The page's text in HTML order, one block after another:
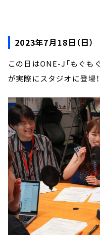
2023年7月18日（日）
この日はONE-J「もぐも
が実際にスタジオに登場！